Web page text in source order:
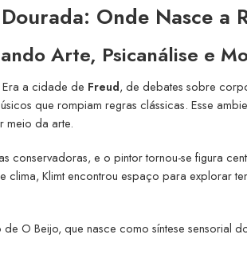
Onde Nasce a
Arte, Psicanálise e
a cidade de Freud, de debates sobre
que rompiam regras clássicas. Esse
meio da arte.
conservadoras, e o pintor tornou-se figura
clima, Klimt encontrou espaço para explorar
O Beijo, que nasce como síntese sensorial